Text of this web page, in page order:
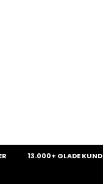
13.000+ GLADE KUNDER